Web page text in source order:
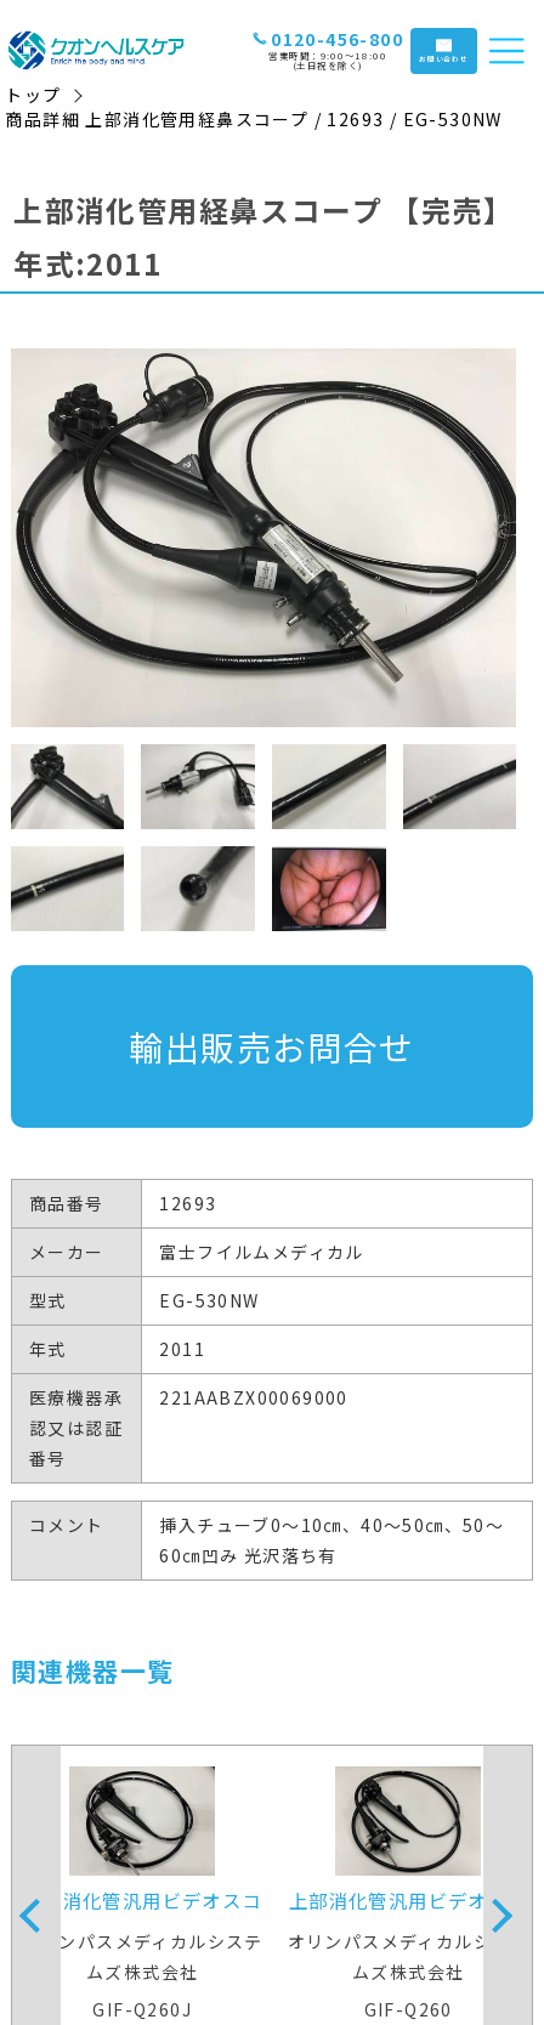
0120-456-800
営業時間：9:00〜18:00
(土日祝を除く) お問い合わせ
トップ
商品詳細 上部消化管用経鼻スコープ / 12693 / EG-530NW
上部消化管用経鼻スコープ
【完売】
年式:2011
輸出販売お問合せ
商品番号
12693
メーカー
富士フイルムメディカル
型式
EG-530NW
年式
2011
医療機器承
認又は認証
番号
221AABZX00069000
コメント
挿入チューブ0～10㎝、40～50㎝、50～
60㎝凹み 光沢落ち有
関連機器一覧
上部消化管汎用ビデオスコ
ープ
オリンパスメディカルシステ
ムズ株式会社
GIF-Q260J
上部消化管汎用ビデオスコ
ープ
オリンパスメディカルシステ
ムズ株式会社
GIF-Q260